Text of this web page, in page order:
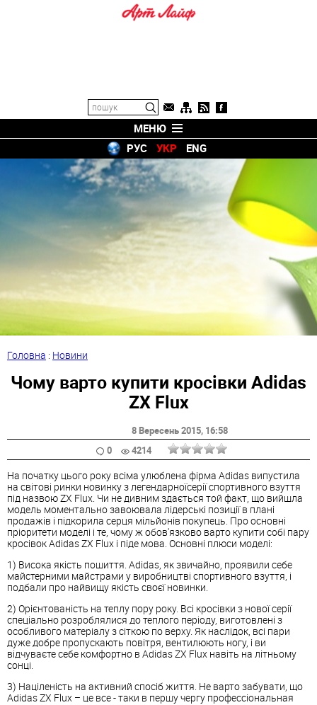
МЕНЮ
РУС
УКР ENG
Головна : Новини
Чому варто купити кросівки Adidas
ZX Flux
8 Вересень 2015, 16:58
0
4214
На початку цього року всіма улюблена фірма Adidas випустила
на світові ринки новинку з легендарноїсерії спортивного взуття
під назвою ZX Flux. Чи не дивним здається той факт, що вийшла
модель моментально завоювала лідерські позиції в плані
продажів і підкорила серця мільйонів покупець. Про основні
пріоритети моделі і те, чому ж обов'язково варто купити собі пару
кросівок Adidas ZX Flux і піде мова. Основні плюси моделі:
1) Висока якість пошиття. Adidas, як звичайно, проявили себе
майстерними майстрами у виробництві спортивного взуття, і
подбали про найвищу якість своєї новинки.
2) Орієнтованість на теплу пору року. Всі кросівки з нової серії
спеціально розроблялися до теплого періоду, виготовлені з
особливого матеріалу з сіткою по верху. Як наслідок, всі пари
дуже добре пропускають повітря, вентилюють ногу, і ви
відчуваєте себе комфортно в Adidas ZX Flux навіть на літньому
сонці.
3) Націленість на активний спосіб життя. Не варто забувати, що
Adidas ZX Flux – це все - таки в першу чергу профессіональная